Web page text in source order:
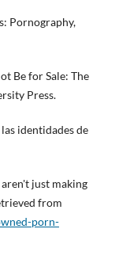
Pornography,
Be for Sale: The
Press.
identidades de
just making
from
porn-